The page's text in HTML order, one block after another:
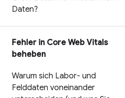
Daten?
Fehler in Core Web Vitals
beheben
Warum sich Labor- und
Felddaten voneinander